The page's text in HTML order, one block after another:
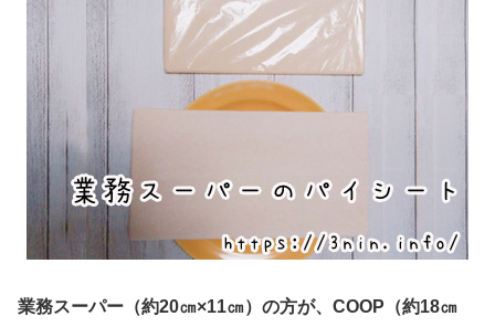
業務スーパー（約20㎝×11㎝）の方が、COOP（約18㎝